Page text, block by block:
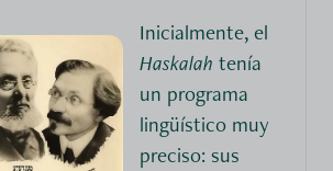
Inicialmente, el
Haskalah tenía
un programa
lingüístico muy
preciso: sus